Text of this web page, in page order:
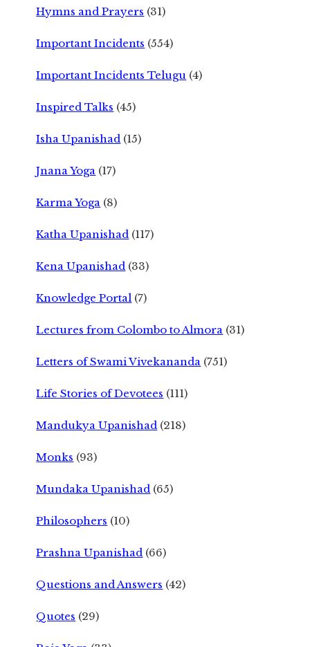
Hymns and Prayers (31)
Important Incidents (554)
Important Incidents Telugu (4)
Inspired Talks (45)
Isha Upanishad (15)
Jnana Yoga (17)
Karma Yoga (8)
Katha Upanishad (117)
Kena Upanishad (33)
Knowledge Portal (7)
Lectures from Colombo to Almora (31)
Letters of Swami Vivekananda (751)
Life Stories of Devotees (111)
Mandukya Upanishad (218)
Monks (93)
Mundaka Upanishad (65)
Philosophers (10)
Prashna Upanishad (66)
Questions and Answers (42)
Quotes (29)